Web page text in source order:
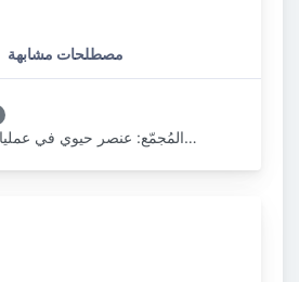
مصطلحات مشابهة
المُجمّع: عنصر حيوي في عمليات…